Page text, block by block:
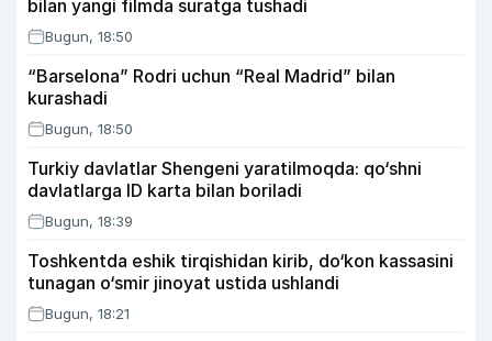
bilan yangi filmda suratga tushadi
Bugun, 18:50
“Barselona” Rodri uchun “Real Madrid” bilan
kurashadi
Bugun, 18:50
Turkiy davlatlar Shengeni yaratilmoqda: qo‘shni
davlatlarga ID karta bilan boriladi
Bugun, 18:39
Toshkentda eshik tirqishidan kirib, do‘kon kassasini
tunagan o‘smir jinoyat ustida ushlandi
Bugun, 18:21